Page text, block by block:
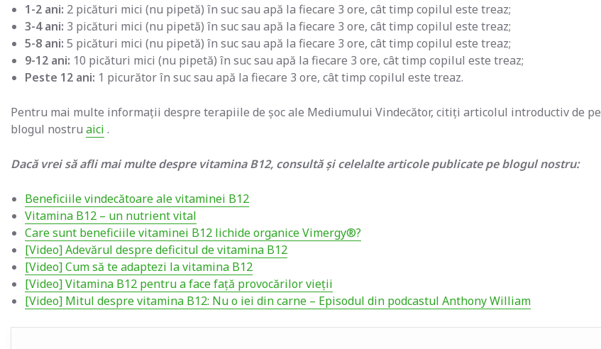
1-2 ani: 2 picături mici (nu pipetă) în suc sau apă la fiecare 3 ore, cât timp copilul este treaz;
3-4 ani: 3 picături mici (nu pipetă) în suc sau apă la fiecare 3 ore, cât timp copilul este treaz;
5-8 ani: 5 picături mici (nu pipetă) în suc sau apă la fiecare 3 ore, cât timp copilul este treaz;
9-12 ani: 10 picături mici (nu pipetă) în suc sau apă la fiecare 3 ore, cât timp copilul este treaz;
Peste 12 ani: 1 picurător în suc sau apă la fiecare 3 ore, cât timp copilul este treaz.
Pentru mai multe informații despre terapiile de șoc ale Mediumului Vindecător, citiți articolul introductiv de pe
blogul nostru aici .
Dacă vrei să afli mai multe despre vitamina B12, consultă și celelalte articole publicate pe blogul nostru:
Beneficiile vindecătoare ale vitaminei B12
Vitamina B12 – un nutrient vital
Care sunt beneficiile vitaminei B12 lichide organice Vimergy®?
[Video] Adevărul despre deficitul de vitamina B12
[Video] Cum să te adaptezi la vitamina B12
[Video] Vitamina B12 pentru a face față provocărilor vieții
[Video] Mitul despre vitamina B12: Nu o iei din carne – Episodul din podcastul Anthony William